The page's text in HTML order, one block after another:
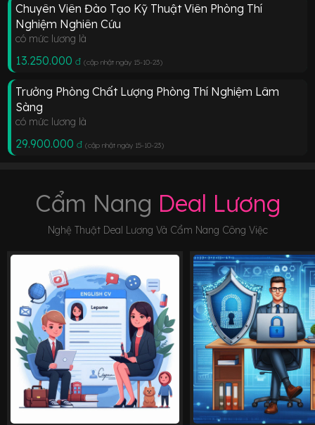
Chuyên Viên Đào Tạo Kỹ Thuật Viên Phòng Thí
Nghiệm Nghiên Cứu
có mức lương là
13.250.000 đ (cập nhật ngày 15-10-23)
Trưởng Phòng Chất Lượng Phòng Thí Nghiệm Lâm
Sàng
có mức lương là
29.900.000 đ (cập nhật ngày 15-10-23)
Cẩm Nang Deal Lương
Nghệ Thuật Deal Lương Và Cẩm Nang Công Việc